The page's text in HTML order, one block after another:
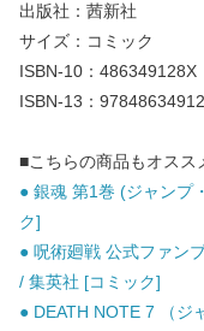
出版社：茜新社
サイズ：コミック
ISBN-10：486349128X
ISBN-13：
■こちらの商品もオスス
● 銀魂 第1巻 (ジャンプ
ク]
● 呪術廻戦 公式ファン
/ 集英社 [コミック]
● DEATH NOTE 7 （ジ